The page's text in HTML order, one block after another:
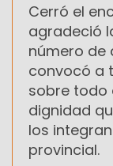
Cerró el
agradeció
número de
convocó a
sobre todo
dignidad
los
provincial.